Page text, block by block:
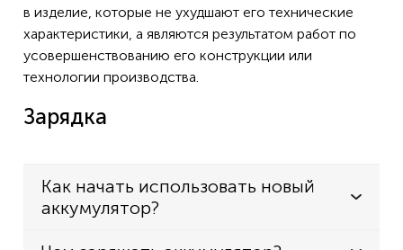
в изделие, которые не ухудшают его технические
характеристики, а являются результатом работ по
усовершенствованию его конструкции или
технологии производства.
Зарядка
Как начать использовать новый
аккумулятор?